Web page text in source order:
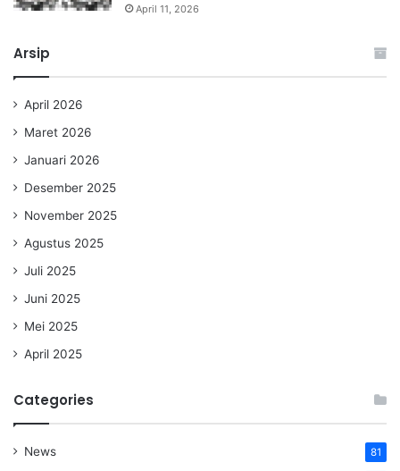
April 11, 2026
Arsip
April 2026
Maret 2026
Januari 2026
Desember 2025
November 2025
Agustus 2025
Juli 2025
Juni 2025
Mei 2025
April 2025
Categories
News 81